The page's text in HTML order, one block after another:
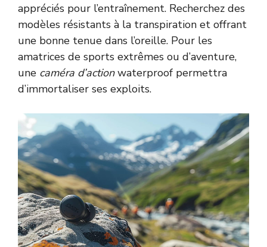
appréciés pour l’entraînement. Recherchez des
modèles résistants à la transpiration et offrant
une bonne tenue dans l’oreille. Pour les
amatrices de sports extrêmes ou d’aventure,
une caméra d’actionwaterproof permettra
d’immortaliser ses exploits.